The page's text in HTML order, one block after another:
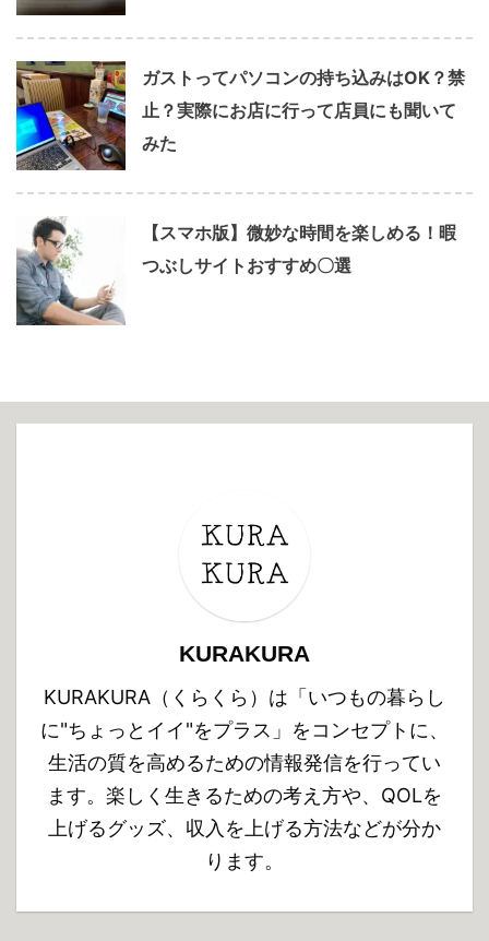
ガストってパソコンの持ち込みはOK？禁
止？実際にお店に行って店員にも聞いて
みた
【スマホ版】微妙な時間を楽しめる！暇
つぶしサイトおすすめ〇選
KURAKURA
KURAKURA（くらくら）は「いつもの暮らし
に"ちょっとイイ"をプラス」をコンセプトに、
生活の質を高めるための情報発信を行ってい
ます。楽しく生きるための考え方や、QOLを
上げるグッズ、収入を上げる方法などが分か
ります。